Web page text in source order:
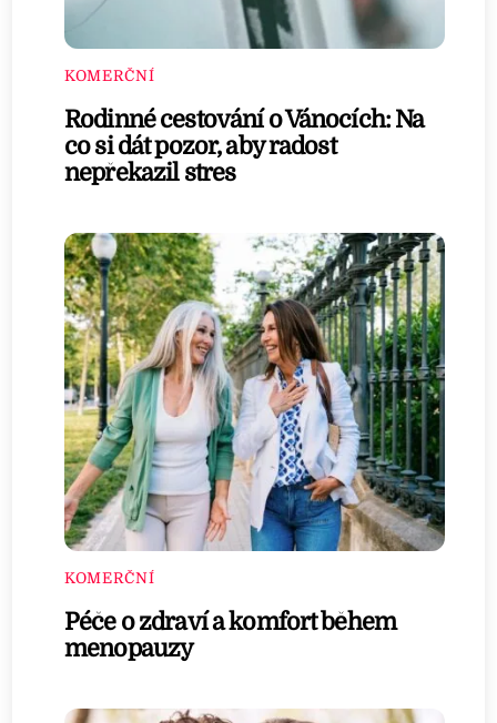
KOMERČNÍ
Rodinné cestování o Vánocích: Na
co si dát pozor, aby radost
nepřekazil stres
KOMERČNÍ
Péče o zdraví a komfort během
menopauzy